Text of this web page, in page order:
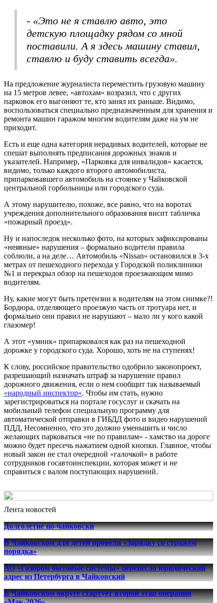
- «Это не я ставлю авто, это
детскую площадку рядом со мной
поставили. А я здесь машину ставил,
ставлю и буду ставить всегда».
На предложение журналиста переместить грузовую машину
на 15 метров левее, «автохам» возразил, что с других
парковок его выгоняют те, кто занял их раньше. Видимо,
воспользоваться специально предназначенным для хранения и
ремонта машин гаражом многим водителям даже на ум не
приходит.
Есть и еще одна категория нерадивых водителей, которые не
спешат выполнять предписания дорожных знаков и
указателей. Например, «Парковка для инвалидов» касается,
видимо, только каждого второго автомобилиста,
припарковавшего автомобиль на стоянке у Чайковской
центральной горбольницы или городского суда.
А этому нарушителю, похоже, все равно, что на воротах
учреждения дополнительного образования висит табличка
«пожарный проезд».
Ну и напоследок несколько фото, на которых зафиксированы
«неявные» нарушения – формально водители правила
соблюли, а на деле… Автомобиль «Nissan» остановился в 3-х
метрах от пешеходного перехода у Городской поликлиники
№1 и перекрыл обзор на пешеходов проезжающим мимо
водителям.
Ну, какие могут быть претензии к водителям на этом снимке?!
Бордюра, отделяющего проезжую часть от тротуара нет, и
формально они правил не нарушают – мало ли у кого какой
глазомер!
А этот «умник» припарковался как раз на пешеходной
дорожке у городского суда. Хорошо, хоть не на ступенях!
К слову, российское правительство одобрило законопроект,
разрешающий назначать штраф за нарушение правил
дорожного движения, если о нем сообщит так называемый
«народный инспектор». Чтобы им стать, нужно
зарегистрироваться на портале госуслуг и скачать на
мобильный телефон специальную программу для
автоматической отправки в ГИБДД фото и видео нарушений
ПДД, Несомненно, что это должно уменьшить и число
желающих парковаться «не по правилам» - хамство на дороге
можно будет пресечь нажатием одной кнопки. Главное, чтобы
новый закон не стал очередной «галочкой» в работе
сотрудников госавтоинспекции, которая может и не
справиться с валом поступающих нарушений.
Лента новостей
Долголетие по-чайковски
В Чайковском для детей провели «Зарядку со стражем
порядка»
АО «Газпром бытовые системы» перенесло юридический
адрес из Петербурга в Чайковский
В Чайковском округе стартует второй этап операции